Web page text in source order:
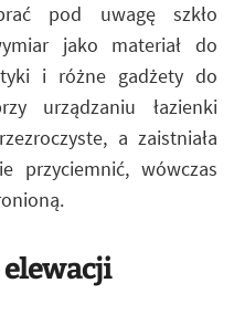
pod uwagę szkło
jako materiał do
i różne gadżety do
urządzaniu łazienki
a zaistniała
przyciemnić, wówczas